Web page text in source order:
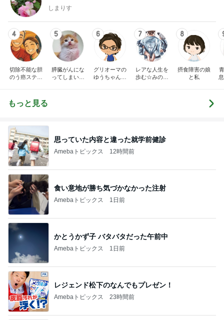
しまりす
4
切除不能な胆
のう癌ステー
5
膵臓がんにな
ってしまいま
6
グリオーマの
ゆうちゃんブ
7
レアな人生を
歩む☆みのり
8
摂食障害の娘
と私
もっと見る
思っていた内容と違った就学前健診
Amebaトピックス 12時間前
食い意地が勝ち気づかなかった注射
Amebaトピックス 1日前
かとうかず子 バタバタだった午前中
Amebaトピックス 1日前
レジェンド松下のなんでもプレゼン！
Amebaトピックス 23時間前